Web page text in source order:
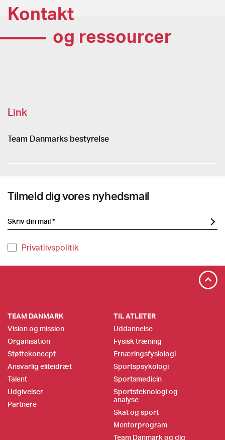
Kontakt
og ressourcer
Link
Team Danmarks bestyrelse
Tilmeld dig vores nyhedsmail
Privatlivspolitik
TEAM DANMARK
Vision og mission
Organisation
Støttekoncept
Ansvarlig eliteidræt
Talent
Udgivelser
Partnere
TIL ATLETER
Uddannelse
Fysisk træning
Ernæringsfysiologi
Sportspsykologi
Sportsmedicin
Sportsteknologi og
analyse
Skat og sport
Mentorprogram
Team Danmark og dig